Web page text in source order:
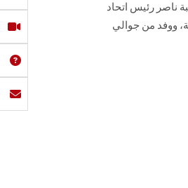
ناصر رئيس اتحاد
ووفد من جوالي